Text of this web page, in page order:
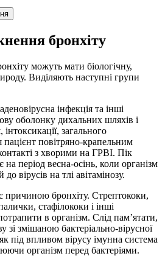
бронхіту
можуть мати біологічну,
Виділяють наступні групи
інфекція та інші
оболонку дихальних шляхів і
загального
повітряно-крапельним
з хворими на ГРВІ. Пік
період весна-осінь, коли організм
вірусів на тлі авітамінозу.
причиною бронхіту. Стрептококи,
стафілококи і інші
в організм. Слід пам’ятати,
змішаною бактеріально-вірусної
під впливом вірусу імунна система
організм перед бактеріями.